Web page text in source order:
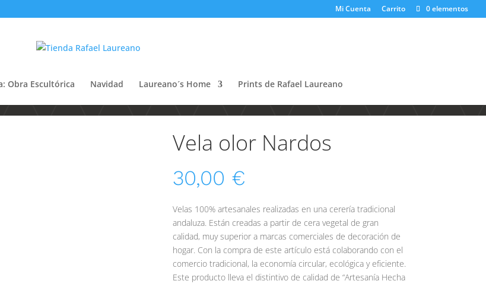
Mi Cuenta Carrito 0 elementos
Obra Escultórica Navidad Laureano´s Home Prints de Rafael Laureano
Vela olor Nardos
30,00 €
Velas 100% artesanales realizadas en una cerería tradicional
andaluza. Están creadas a partir de cera vegetal de gran
calidad, muy superior a marcas comerciales de decoración de
hogar. Con la compra de este artículo está colaborando con el
comercio tradicional, la economía circular, ecológica y eficiente.
Este producto lleva el distintivo de calidad de “Artesanía Hecha